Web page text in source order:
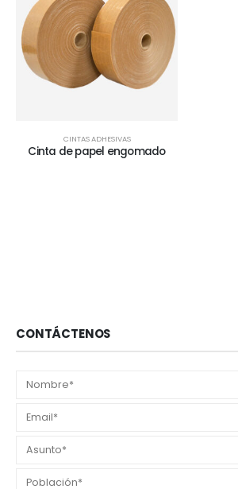
CINTAS ADHESIVAS
Cinta de papel engomado
CONTÁCTENOS